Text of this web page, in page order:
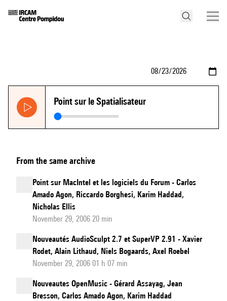
Point sur le Spatialisateur
From the same archive
Point sur MacIntel et les logiciels du Forum - Carlos
Amado Agon, Riccardo Borghesi, Karim Haddad,
Nicholas Ellis
November 29, 2006 20 min
Nouveautés AudioSculpt 2.7 et SuperVP 2.91 - Xavier
Rodet, Alain Lithaud, Niels Bogaards, Axel Roebel
November 29, 2006 01 h 07 min
Nouveautes OpenMusic - Gérard Assayag, Jean
Bresson, Carlos Amado Agon, Karim Haddad